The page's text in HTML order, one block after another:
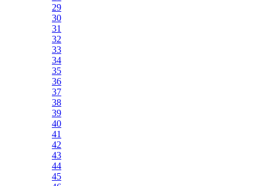
29
30
31
32
33
34
35
36
37
38
39
40
41
42
43
44
45